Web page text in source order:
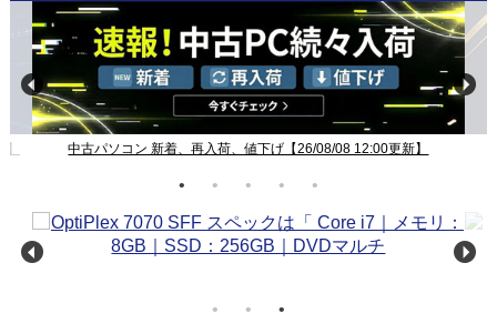
中古パソコン 新着、再入荷、値下げ【26/08/08 12:00更新】